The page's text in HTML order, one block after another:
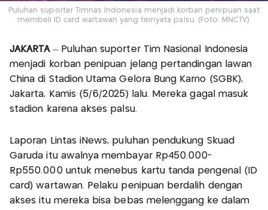
Puluhan suporter Timnas Indonesia menjadi korban penipuan saat
membeli ID card wartawan yang ternyata palsu. (Foto: MNCTV).
JAKARTA– Puluhan suporter Tim Nasional Indonesia
menjadi korban penipuan jelang pertandingan lawan
China di Stadion Utama Gelora Bung Karno (SGBK),
Jakarta, Kamis (5/6/2025) lalu. Mereka gagal masuk
stadion karena akses palsu.
Laporan Lintas iNews, puluhan pendukung Skuad
Garuda itu awalnya membayar Rp450.000-
Rp550.000 untuk menebus kartu tanda pengenal (ID
card) wartawan. Pelaku penipuan berdalih dengan
akses itu mereka bisa bebas melenggang ke dalam